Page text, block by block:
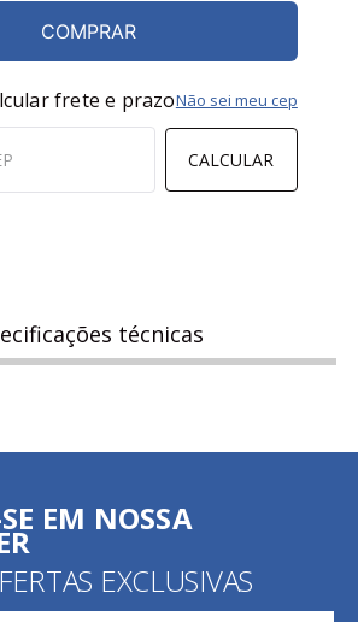
COMPRAR
frete e prazo
CALCULAR
Não sei meu cep
técnicas
EM NOSSA
EXCLUSIVAS